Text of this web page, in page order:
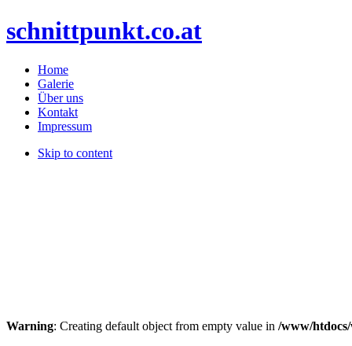
schnittpunkt.co.at
Home
Galerie
Über uns
Kontakt
Impressum
Skip to content
Warning: Creating default object from empty value in /www/